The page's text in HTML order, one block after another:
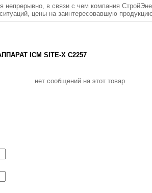
непрерывно, в связи с чем компания
цены на заинтересовавшую
ICM SITE-X С2257
нет сообщений на этот товар